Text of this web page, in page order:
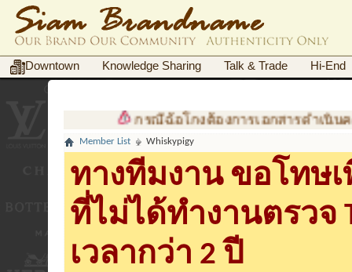
Downtown Knowledge Sharing Talk & Trade Hi-End
กรณีฉ้อโกงต้องการเอกสารดำเนินคดี
Member List Whiskypigy
ทางทีมงาน ขอโทษ
ที่ไม่ได้ทำงานตรวจ
เวลากว่า 2 ปี